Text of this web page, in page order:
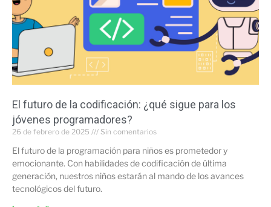
El futuro de la codificación: ¿qué sigue para los
jóvenes programadores?
26 de febrero de 2025 Sin comentarios
El futuro de la programación para niños es prometedor y
emocionante. Con habilidades de codificación de última
generación, nuestros niños estarán al mando de los avances
tecnológicos del futuro.